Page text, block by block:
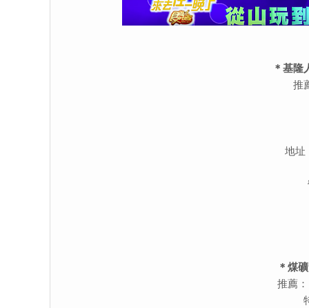
＊基隆
推
地址
＊煤
推薦